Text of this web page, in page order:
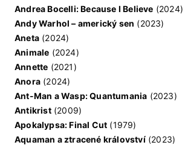
Andrea Bocelli: Because I Believe (2024)
Andy Warhol – americký sen (2023)
Aneta (2024)
Animale (2024)
Annette (2021)
Anora (2024)
Ant-Man a Wasp: Quantumania (2023)
Antikrist(2009)
Apokalypsa: Final Cut (1979)
Aquaman a ztracené království(2023)